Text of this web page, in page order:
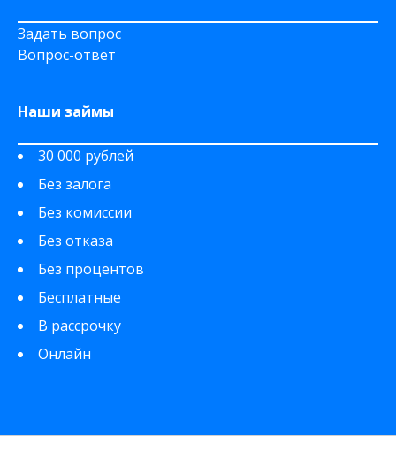
Задать вопрос
Вопрос-ответ
Наши займы
30 000 рублей
Без залога
Без комиссии
Без отказа
Без процентов
Бесплатные
В рассрочку
Онлайн